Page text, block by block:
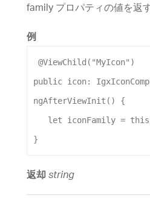
family プロパティの値を返
例
@ViewChild ( "MyIcon" )
public icon:
ngAfterViewInit () {
let
iconFamily = this
}
返却 string